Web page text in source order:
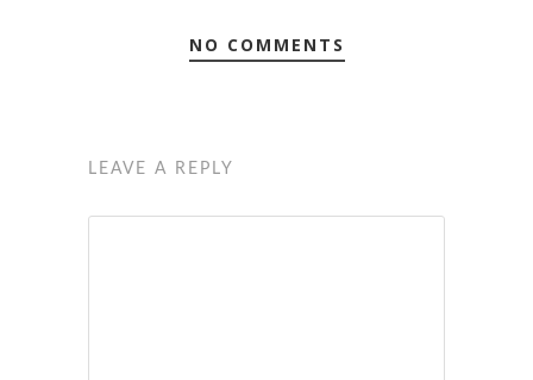
NO COMMENTS
LEAVE A REPLY